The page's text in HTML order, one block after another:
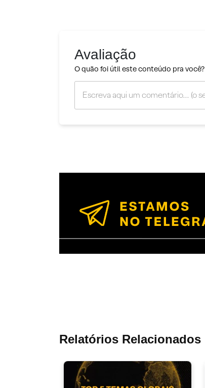
Avaliação
O quão foi útil este conteúdo pra você?
Relatórios Relacionados